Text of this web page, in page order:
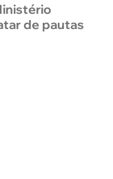
de pautas